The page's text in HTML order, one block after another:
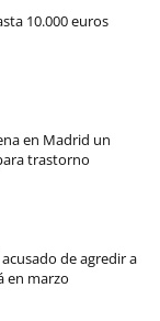
10.000 euros
en Madrid un
trastorno
de agredir a
en marzo